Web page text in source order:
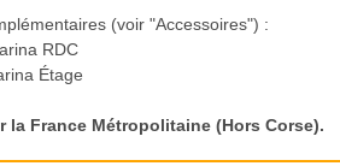
(voir "Accessoires") :
RDC
Étage
France Métropolitaine (Hors Corse).